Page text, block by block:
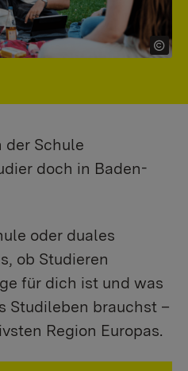
der Schule
doch in Baden-
oder duales
ob Studieren
für dich ist und was
Studileben brauchst –
Region Europas.